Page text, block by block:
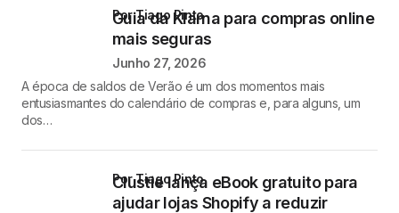
Guia da Klarna para compras online
mais seguras
por Tiago Pinto
Junho 27, 2026
A época de saldos de Verão é um dos momentos mais
entusiasmantes do calendário de compras e, para alguns, um
dos…
Clustie lança eBook gratuito para
ajudar lojas Shopify a reduzir
por Tiago Pinto